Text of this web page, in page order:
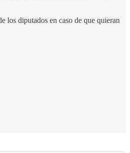
los diputados en caso de que quieran